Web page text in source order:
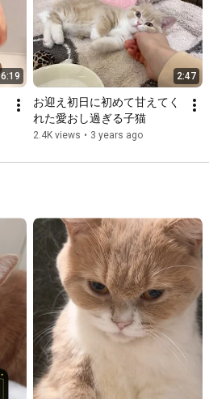
6:19 2:47
お迎え初日に初めて甘えてく
れた愛おし過ぎる子猫
2.4K views • 3 years ago